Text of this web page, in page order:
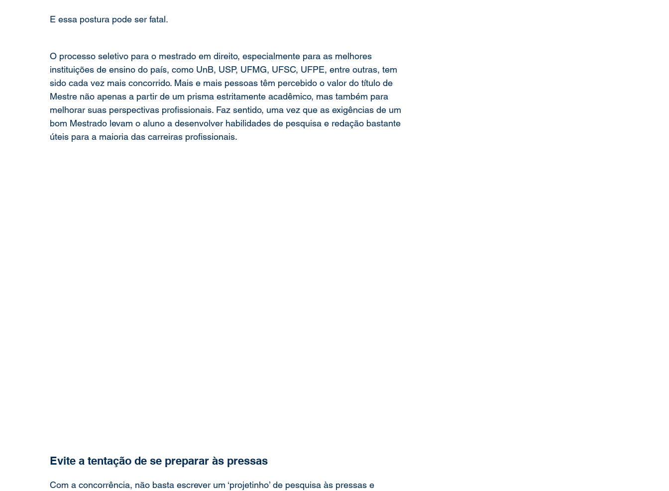
E essa postura pode ser fatal.
O processo seletivo para o mestrado em direito, especialmente para as melhores
instituições de ensino do país, como UnB, USP, UFMG, UFSC, UFPE, entre outras, tem
sido cada vez mais concorrido. Mais e mais pessoas têm percebido o valor do título de
Mestre não apenas a partir de um prisma estritamente acadêmico, mas também para
melhorar suas perspectivas profissionais. Faz sentido, uma vez que as exigências de um
bom Mestrado levam o aluno a desenvolver habilidades de pesquisa e redação bastante
úteis para a maioria das carreiras profissionais.
Evite a tentação de se preparar às pressas
Com a concorrência, não basta escrever um ‘projetinho’ de pesquisa às pressas e